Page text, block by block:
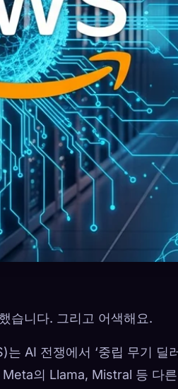
습니다. 그리고 어색해요.
AI 전쟁에서 ‘중립 무기 딜
의 Llama, Mistral 등 다른